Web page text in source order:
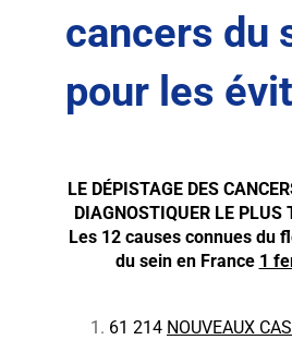
cancers du
pour les
LE DÉPISTAGE DES
DIAGNOSTIQUER LE PLUS
Les 12 causes connues du
du sein en France 1
61 214 NOUVEAUX CAS